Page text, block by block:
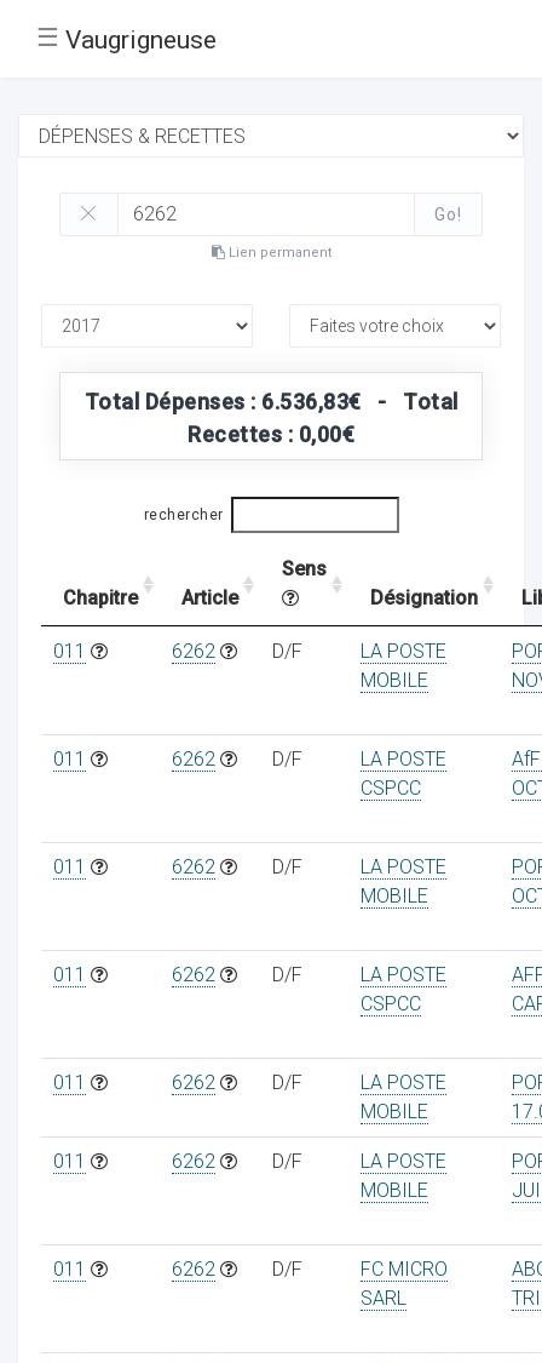
☰ Vaugrigneuse
Go!
Lien permanent
Total Dépenses : 6.536,83€ - Total
Recettes : 0,00€
rechercher
Chapitre Article
Sens
Désignation
011 6262 D/F
LA POSTE
MOBILE
011 6262 D/F
LA POSTE
CSPCC
011 6262 D/F
LA POSTE
MOBILE
011 6262 D/F
LA POSTE
CSPCC
011 6262 D/F
LA POSTE
MOBILE
011 6262 D/F
LA POSTE
MOBILE
011 6262 D/F
FC MICRO
SARL